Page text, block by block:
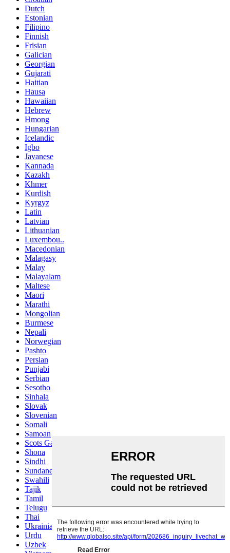
Dutch
Estonian
Filipino
Finnish
Frisian
Galician
Georgian
Gujarati
Haitian
Hausa
Hawaiian
Hebrew
Hmong
Hungarian
Icelandic
Igbo
Javanese
Kannada
Kazakh
Khmer
Kurdish
Kyrgyz
Latin
Latvian
Lithuanian
Luxembou..
Macedonian
Malagasy
Malay
Malayalam
Maltese
Maori
Marathi
Mongolian
Burmese
Nepali
Norwegian
Pashto
Persian
Punjabi
Serbian
Sesotho
Sinhala
Slovak
Slovenian
Somali
Samoan
Scots Gaelic
Shona
Sindhi
Sundanese
Swahili
Tajik
Tamil
Telugu
Thai
Ukrainian
Urdu
Uzbek